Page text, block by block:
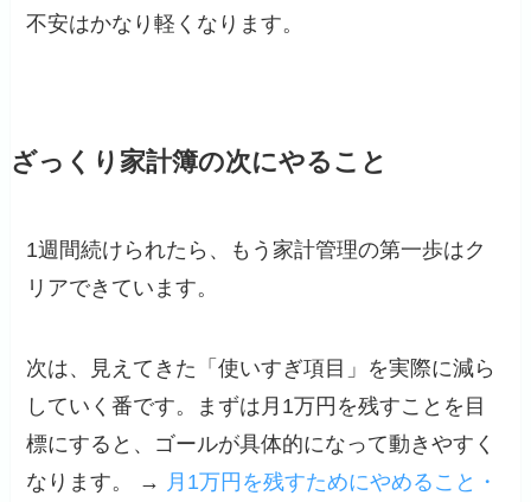
不安はかなり軽くなります。
ざっくり家計簿の次にやること
1週間続けられたら、もう家計管理の第一歩はク
リアできています。
次は、見えてきた「使いすぎ項目」を実際に減ら
していく番です。まずは月1万円を残すことを目
標にすると、ゴールが具体的になって動きやすく
なります。 → 月1万円を残すためにやめること・